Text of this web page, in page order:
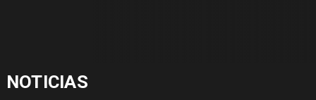
NOTICIAS